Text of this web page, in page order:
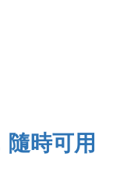
隨時可用